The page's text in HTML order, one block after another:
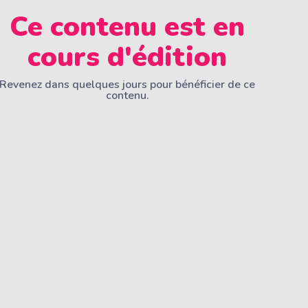
Ce contenu est en
cours d'édition
Revenez dans quelques jours pour bénéficier de ce
contenu.